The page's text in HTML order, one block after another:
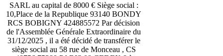
SARL au capital de 8000 € Siège social :
10,Place de la Republique 93140 BONDY
RCS BOBIGNY 424885572 Par décision
de l'Assemblée Générale Extraordinaire du
31/12/2025 , il a été décidé de transférer le
siège social au 58 rue de Monceau , CS